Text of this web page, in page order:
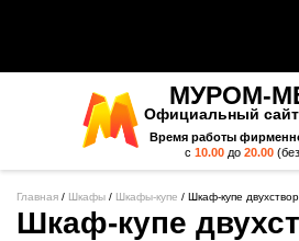
МУРОМ-
Официальный
Время работы
с 10.00до 20.00
Главная / Шкафы / Шкафы-купе / Шкаф-купе
Шкаф-купе